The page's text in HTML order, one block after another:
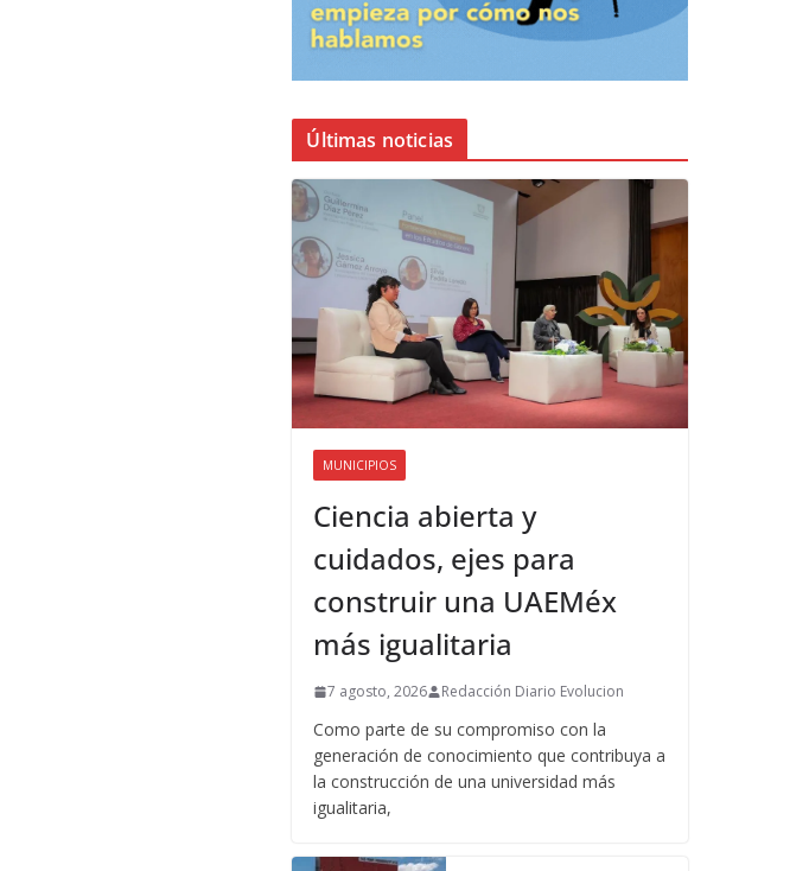
Últimas noticias
MUNICIPIOS
Ciencia abierta y
cuidados, ejes para
construir una UAEMéx
más igualitaria
7 agosto, 2026 Redacción Diario Evolucion
Como parte de su compromiso con la
generación de conocimiento que contribuya a
la construcción de una universidad más
igualitaria,